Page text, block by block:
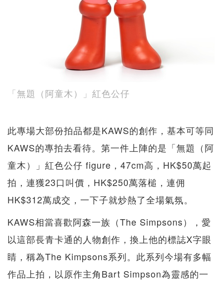
「無題（阿童木）」紅色公仔
此專場大部份拍品都是KAWS的創作，基本可等同
KAWS的專拍去看待。第一件上陣的是「無題（阿
童木）」紅色公仔 figure，47cm高，HK$50萬起
拍，連獲23口叫價，HK$250萬落槌，連佣
HK$312萬成交，一下子就炒熱了全場氣氛。
KAWS相當喜歡阿森一族（The Simpsons），愛
以這部長青卡通的人物創作，換上他的標誌X字眼
睛，稱為The Kimpsons系列。此系列今場有多幅
作品上拍，以原作主角Bart Simpson為靈感的一